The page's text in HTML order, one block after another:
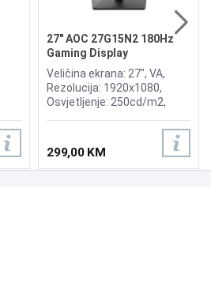
27" AOC 27G15N2 180Hz
Gaming Display
Veličina ekrana: 27", VA,
Rezolucija: 1920x1080,
Osvjetljenje: 250cd/m2,
DisplayPort 1.4,
299,00 KM